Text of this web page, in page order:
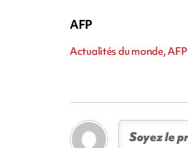
AFP
Actualités du monde, AFP